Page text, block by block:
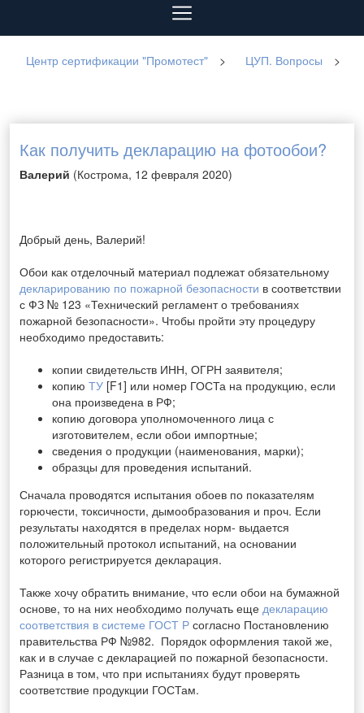
Центр сертификации "Промотест" > ЦУП. Вопросы >
Как получить декларацию на фотообои?
Валерий (Кострома, 12 февраля 2020)
Добрый день, Валерий!
Обои как отделочный материал подлежат обязательному
декларированию по пожарной безопасности в соответствии
с ФЗ № 123 «Технический регламент о требованиях
пожарной безопасности». Чтобы пройти эту процедуру
необходимо предоставить:
копии свидетельств ИНН, ОГРН заявителя;
копию ТУ [F1] или номер ГОСТа на продукцию, если
она произведена в РФ;
копию договора уполномоченного лица с
изготовителем, если обои импортные;
сведения о продукции (наименования, марки);
образцы для проведения испытаний.
Сначала проводятся испытания обоев по показателям
горючести, токсичности, дымообразования и проч. Если
результаты находятся в пределах норм- выдается
положительный протокол испытаний, на основании
которого регистрируется декларация.
Также хочу обратить внимание, что если обои на бумажной
основе, то на них необходимо получать еще декларацию
соответствия в системе ГОСТ Р согласно Постановлению
правительства РФ №982. Порядок оформления такой же,
как и в случае с декларацией по пожарной безопасности.
Разница в том, что при испытаниях будут проверять
соответствие продукции ГОСТам.